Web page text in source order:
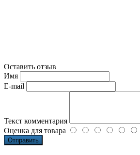
Оставить отзыв
Имя
E-mail
Текст комментария
Оценка для товара